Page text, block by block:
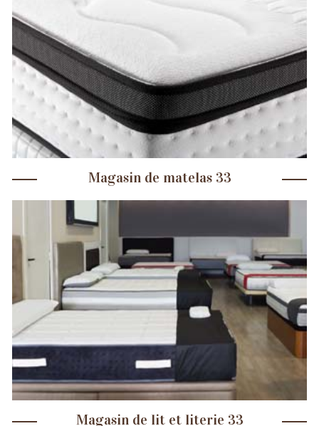
Magasin de matelas 33
Magasin de lit et literie 33